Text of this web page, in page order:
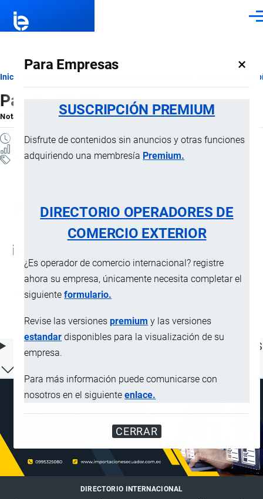
Para Empresas ×
SUSCRIPCIÓN PREMIUM
Disfrute de contenidos sin anuncios y otras funciones
adquiriendo una membresía Premium.
DIRECTORIO OPERADORES DE
COMERCIO EXTERIOR
¿Es operador de comercio internacional? registre
ahora su empresa, únicamente necesita completar el
siguienteformulario.
Revise las versionespremium y las versiones
estandar disponibles para la visualización de su
empresa.
Para más información puede comunicarse con
nosotros en el siguienteenlace.
CERRAR
Ruta
de
navegación
Inicio
Partida 32.02
Nota ExplicativaporImportaciones …, 18 Julio, 2024
3 MINUTOS
Notas Explicativas
32.02 Productos curtientes orgánicos
sintéticos; productos curtientes
inorgánicos; preparaciones curtientes,
incluso con productos curtientes
naturales; preparaciones enzimáticas
para precurtido
ÍNDICE DE CONTENIDOS
DIRECTORIO INTERNACIONAL